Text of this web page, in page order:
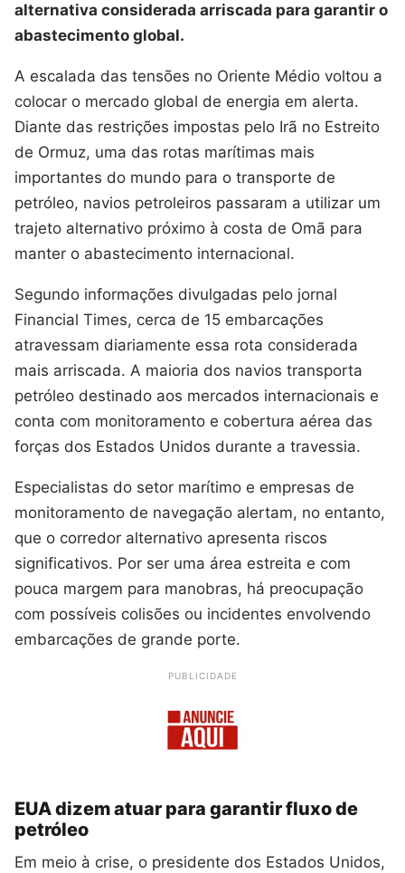
alternativa considerada arriscada para garantir o
abastecimento global.
A escalada das tensões no Oriente Médio voltou a
colocar o mercado global de energia em alerta.
Diante das restrições impostas pelo Irã no Estreito
de Ormuz, uma das rotas marítimas mais
importantes do mundo para o transporte de
petróleo, navios petroleiros passaram a utilizar um
trajeto alternativo próximo à costa de Omã para
manter o abastecimento internacional.
Segundo informações divulgadas pelo jornal
Financial Times, cerca de 15 embarcações
atravessam diariamente essa rota considerada
mais arriscada. A maioria dos navios transporta
petróleo destinado aos mercados internacionais e
conta com monitoramento e cobertura aérea das
forças dos Estados Unidos durante a travessia.
Especialistas do setor marítimo e empresas de
monitoramento de navegação alertam, no entanto,
que o corredor alternativo apresenta riscos
significativos. Por ser uma área estreita e com
pouca margem para manobras, há preocupação
com possíveis colisões ou incidentes envolvendo
embarcações de grande porte.
PUBLICIDADE
EUA dizem atuar para garantir fluxo de
petróleo
Em meio à crise, o presidente dos Estados Unidos,